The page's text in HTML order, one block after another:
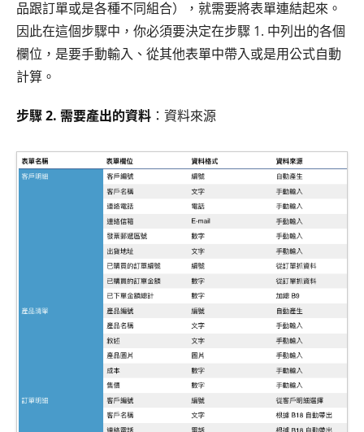
品跟訂單或是各種不同組合），就需要將表單連結起來。
因此在這個步驟中，你必須要決定在步驟 1. 中列出的各個
欄位，是要手動輸入、從其他表單中帶入或是用公式自動
計算。
步驟 2. 需要產出的資料 ：資料來源